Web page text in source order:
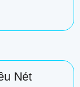
Nét